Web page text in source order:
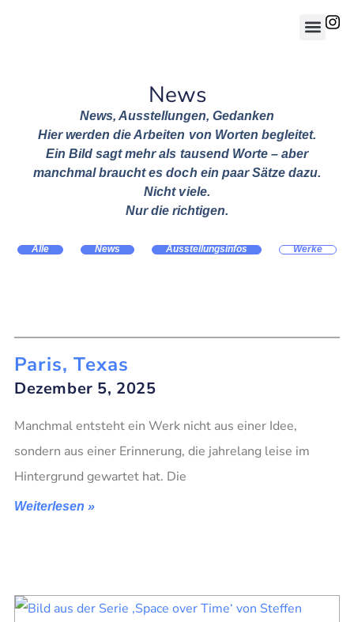
News
News, Ausstellungen, Gedanken
Hier werden die Arbeiten von Worten begleitet.
Ein Bild sagt mehr als tausend Worte – aber
manchmal braucht es doch ein paar Sätze dazu.
Nicht viele.
Nur die richtigen.
Alle News Ausstellungsinfos Werke
Paris, Texas
Dezember 5, 2025
Manchmal entsteht ein Werk nicht aus einer Idee,
sondern aus einer Erinnerung, die jahrelang leise im
Hintergrund gewartet hat. Die
Weiterlesen »